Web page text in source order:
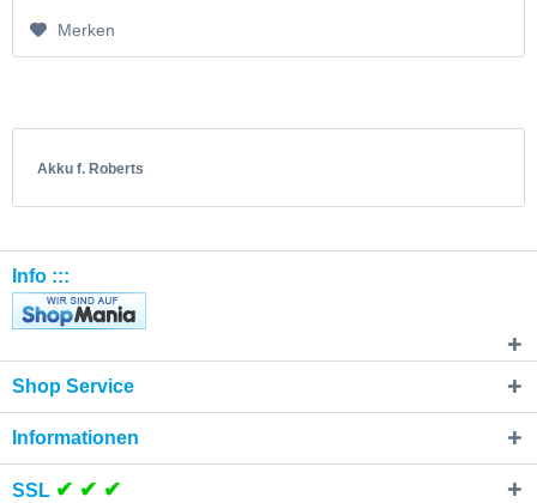
Merken
Akku f. Roberts
Info :::
Shop Service
Informationen
SSL ✔ ✔ ✔